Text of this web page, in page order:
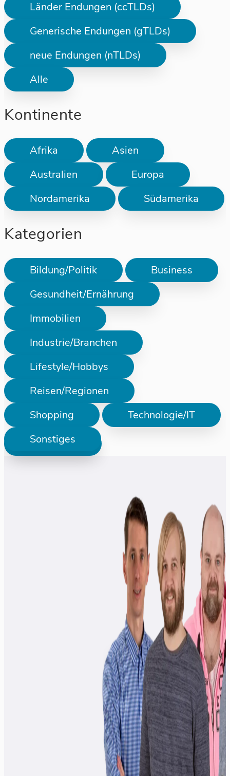
Länder Endungen (ccTLDs)
Generische Endungen (gTLDs)
neue Endungen (nTLDs)
Alle
Kontinente
Afrika
Asien
Australien
Europa
Nordamerika
Südamerika
Kategorien
Bildung/Politik
Business
Gesundheit/Ernährung
Immobilien
Industrie/Branchen
Lifestyle/Hobbys
Reisen/Regionen
Shopping
Technologie/IT
Sonstiges
Prüfen